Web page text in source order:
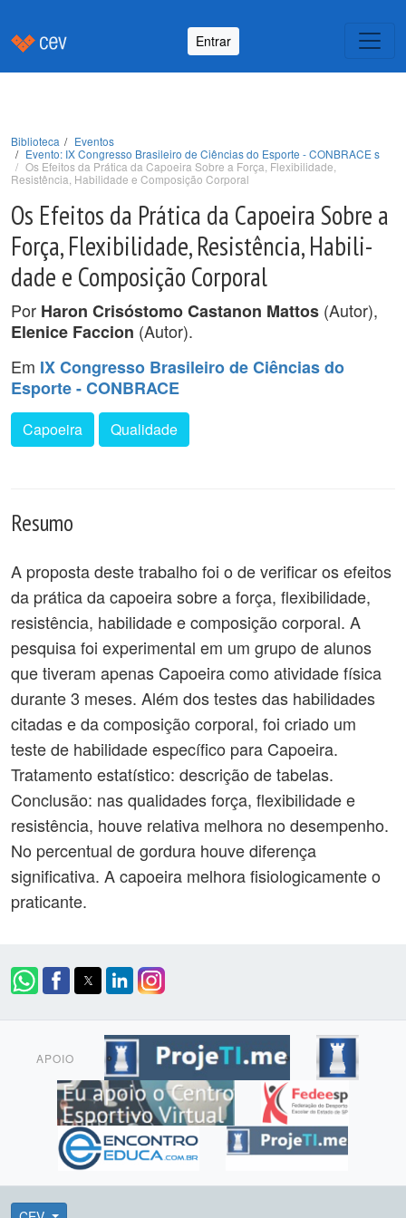
Entrar
Biblioteca
Eventos
Evento: IX Congresso Brasileiro de Ciências do Esporte - CONBRACE s
Os Efeitos da Prática da Capoeira Sobre a Força, Flexibilidade,
Resistência, Habili­dade e Composição Corporal
Os Efeitos da Prática da Capoeira Sobre a
Força, Flexibilidade, Resistência, Habili­
dade e Composição Corporal
Por Haron Crisóstomo Castanon Mattos (Autor),
Elenice Faccion (Autor).
Em IX Congresso Brasileiro de Ciências do
Esporte - CONBRACE
Capoeira Qualidade
Resumo
A proposta deste trabalho foi o de verificar os efeitos
da prática da capoeira sobre a força, flexibilidade,
resistência, habilidade e composição corporal. A
pesquisa foi experimental em um grupo de alunos
que tiveram apenas Capoeira como atividade física
durante 3 meses. Além dos testes das habilidades
citadas e da composição corporal, foi criado um
teste de habilidade específico para Capoeira.
Tratamento estatístico: descrição de tabelas.
Conclusão: nas qualidades força, flexibilidade e
resistência, houve relativa melhora no desempenho.
No percentual de gordura houve diferença
significativa. A capoeira melhora fisiologicamente o
praticante.
APOIO